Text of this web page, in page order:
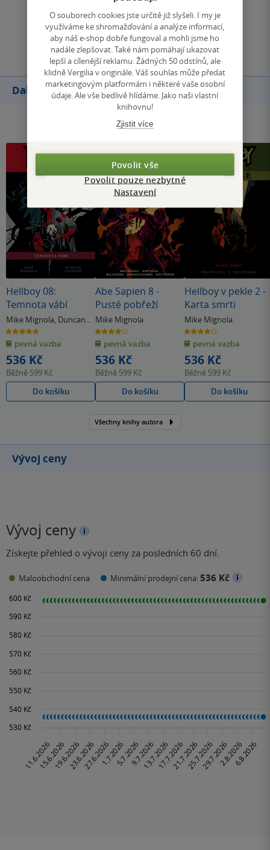
Zobrazit všechna hodnocení
Přidat hodnocení
Další knihy autora
Hellboy 08:
Temnota vábí
Mike Mignola, Duncan
Fegredo
4.8
z
5
hvězdiček
pevná vazba
536 Kč
Běžně 599 Kč
Do košíku
Abe Sapien 8 -
Pusté pobřeží
Mike Mignola
4.0
z
5
hvězdiček
pevná vazba
536 Kč
Běžně 599 Kč
Do košíku
Hellboy v pekle 2 -
Karta smrti
Mike Mignola
4.0
z
5
hvězdiček
pevná vazba
536 Kč
Běžně 599 Kč
Do košíku
Všechny knihy autora
Vývoj ceny
Vývoj ceny
Získejte přehled o vývoji ceny za posledních 60 dní.
Maloobchodní cena Minimální prodejní cena:536 Kč
O souborech cookies jste určitě již slyšeli. I my je
využíváme ke shromažďování a analýze informací,
aby náš e-shop dobře fungoval a mohli jsme ho
nadále zlepšovat. Také nám pomáhají ukazovat
lepší a cílenější reklamu. Žádných 50 odstínů, ale
klidně Vergilia v originále. Váš souhlas může předat
marketingovým platformám i některé vaše osobní
údaje. Ale vše bedlivě hlídáme. Jako naši vlastní
knihovnu!
Zjistit více
Povolit vše
Povolit pouze nezbytné
Nastavení